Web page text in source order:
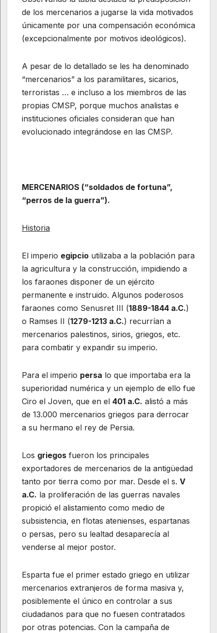
de los mercenarios a jugarse la vida motivados
únicamente por una compensación económica
(excepcionalmente por motivos ideológicos).
A pesar de lo detallado se les ha denominado
“mercenarios” a los paramilitares, sicarios,
terroristas … e incluso a los miembros de las
propias CMSP, porque muchos analistas e
instituciones oficiales consideran que han
evolucionado integrándose en las CMSP.
MERCENARIOS (“soldados de fortuna”,
“perros de la guerra”).
Historia
El imperio egipcio utilizaba a la población para
la agricultura y la construcción, impidiendo a
los faraones disponer de un ejército
permanente e instruido. Algunos poderosos
faraones como Senusret III (1889-1844 a.C.)
o Ramses II (1279-1213 a.C.) recurrían a
mercenarios palestinos, sirios, griegos, etc.
para combatir y expandir su imperio.
Para el imperio persa lo que importaba era la
superioridad numérica y un ejemplo de ello fue
Ciro el Joven, que en el 401 a.C. alistó a más
de 13.000 mercenarios griegos para derrocar
a su hermano el rey de Persia.
Los griegos fueron los principales
exportadores de mercenarios de la antigüedad
tanto por tierra como por mar. Desde el s. V
a.C. la proliferación de las guerras navales
propició el alistamiento como medio de
subsistencia, en flotas atenienses, espartanas
o persas, pero su lealtad desaparecía al
venderse al mejor postor.
Esparta fue el primer estado griego en utilizar
mercenarios extranjeros de forma masiva y,
posiblemente el único en controlar a sus
ciudadanos para que no fuesen contratados
por otras potencias. Con la campaña de